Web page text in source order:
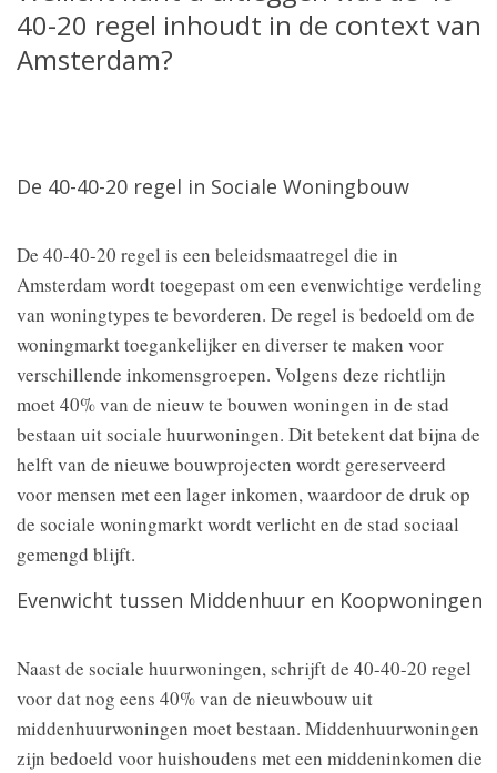
40-20 regel inhoudt in de context van
Amsterdam?
De 40-40-20 regel in Sociale Woningbouw
De 40-40-20 regel is een beleidsmaatregel die in
Amsterdam wordt toegepast om een evenwichtige verdeling
van woningtypes te bevorderen. De regel is bedoeld om de
woningmarkt toegankelijker en diverser te maken voor
verschillende inkomensgroepen. Volgens deze richtlijn
moet 40% van de nieuw te bouwen woningen in de stad
bestaan uit sociale huurwoningen. Dit betekent dat bijna de
helft van de nieuwe bouwprojecten wordt gereserveerd
voor mensen met een lager inkomen, waardoor de druk op
de sociale woningmarkt wordt verlicht en de stad sociaal
gemengd blijft.
Evenwicht tussen Middenhuur en Koopwoningen
Naast de sociale huurwoningen, schrijft de 40-40-20 regel
voor dat nog eens 40% van de nieuwbouw uit
middenhuurwoningen moet bestaan. Middenhuurwoningen
zijn bedoeld voor huishoudens met een middeninkomen die